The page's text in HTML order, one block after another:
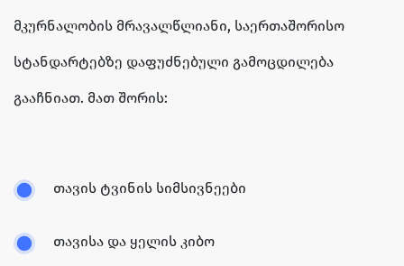
მკურნალობის მრავალწლიანი, საერთაშორისო
სტანდარტებზე დაფუძნებული გამოცდილება
გააჩნიათ. მათ შორის:
თავის ტვინის სიმსივნეები
თავისა და ყელის კიბო